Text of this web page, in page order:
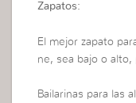
Zapatos:
El mejor zapato
ne, sea bajo o
Bailarinas para las